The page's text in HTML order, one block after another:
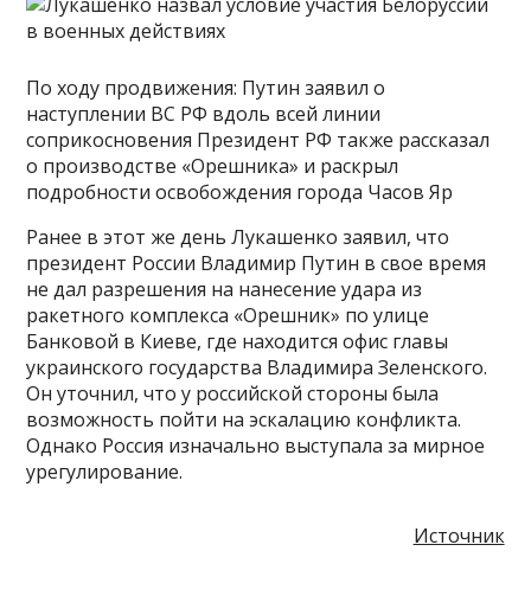
По ходу продвижения: Путин заявил о
наступлении ВС РФ вдоль всей линии
соприкосновения Президент РФ также рассказал
о производстве «Орешника» и раскрыл
подробности освобождения города Часов Яр
Ранее в этот же день Лукашенко заявил, что
президент России Владимир Путин в свое время
не дал разрешения на нанесение удара из
ракетного комплекса «Орешник» по улице
Банковой в Киеве, где находится офис главы
украинского государства Владимира Зеленского.
Он уточнил, что у российской стороны была
возможность пойти на эскалацию конфликта.
Однако Россия изначально выступала за мирное
урегулирование.
Источник